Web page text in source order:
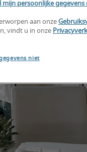
mijn persoonlijke gegevens
aan onze
vindt u in onze
niet